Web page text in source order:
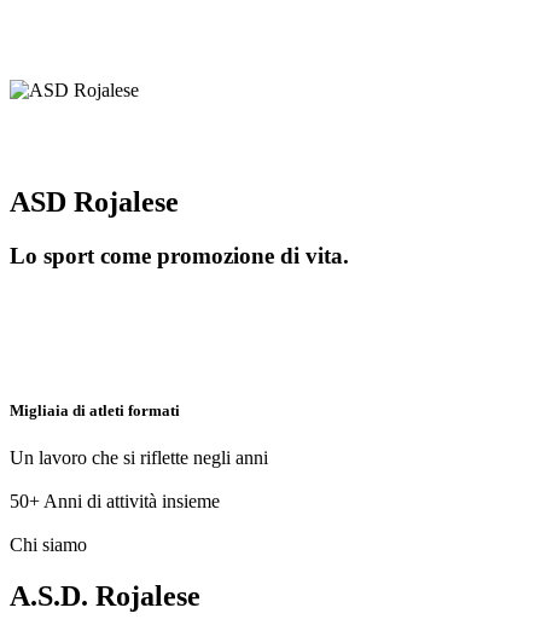
ASD Rojalese
Lo sport come promozione di vita.
Migliaia di atleti formati
Un lavoro che si riflette negli anni
50+ Anni di attività insieme
Chi siamo
A.S.D. Rojalese